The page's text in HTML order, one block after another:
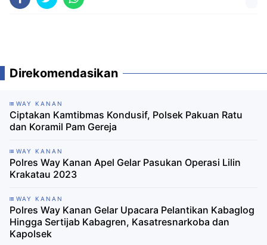
Direkomendasikan
WAY KANAN
Ciptakan Kamtibmas Kondusif, Polsek Pakuan Ratu
dan Koramil Pam Gereja
WAY KANAN
Polres Way Kanan Apel Gelar Pasukan Operasi Lilin
Krakatau 2023
WAY KANAN
Polres Way Kanan Gelar Upacara Pelantikan Kabaglog
Hingga Sertijab Kabagren, Kasatresnarkoba dan
Kapolsek